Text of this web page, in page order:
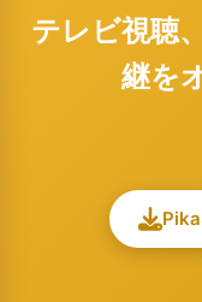
テレビ視聴
継を